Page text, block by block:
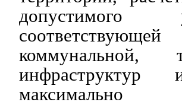
допустимого
коммунальной,
инфраструктур
максимально